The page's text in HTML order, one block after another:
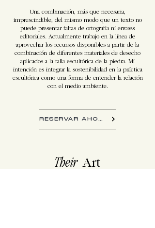
Una combinación, más que necesaria,
imprescindible, del mismo modo que un texto no
puede presentar faltas de ortografía ni errores
editoriales. Actualmente trabajo en la línea de
aprovechar los recursos disponibles a partir de la
combinación de diferentes materiales de desecho
aplicados a la talla escultórica de la piedra. Mi
intención es integrar la sostenibilidad en la práctica
escultórica como una forma de entender la relación
con el medio ambiente.
RESERVAR AHORA
Their Art